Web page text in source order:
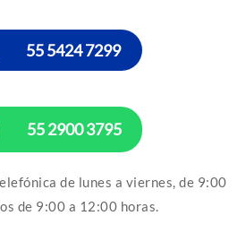
55 5424 7299
55 2900 3795
de lunes a viernes, de 9:00
de 9:00 a 12:00 horas.